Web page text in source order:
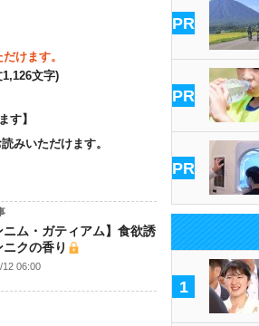
けます。
文字)
す】
みいただけます。
ニム・ガティアム】食欲誘
ニクの香り
12 06:00
PR
PR
PR
1